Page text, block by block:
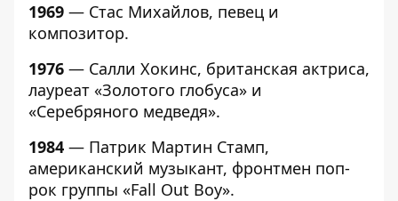
1969 — Стас Михайлов, певец и
композитор.
1976 — Салли Хокинс, британская актриса,
лауреат «Золотого глобуса» и
«Серебряного медведя».
1984 — Патрик Мартин Стамп,
американский музыкант, фронтмен поп-
рок группы «Fall Out Boy».